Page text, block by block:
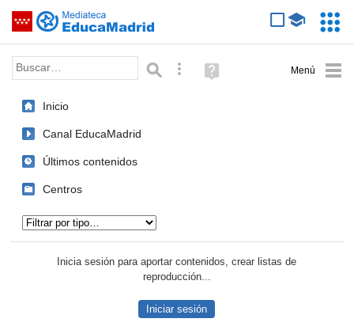
Saltar navegación
Palabra o frase: Búsqueda avanzada
Ayuda
(en
Inicio
Canal EducaMadrid
Últimos contenidos
Centros
Inicia sesión para aportar contenidos, crear listas de
reproducción...
Iniciar sesión